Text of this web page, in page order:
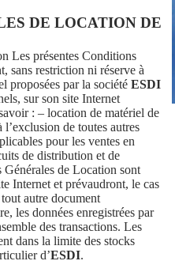
DE LOCATION DE
Les présentes Conditions
sans restriction ni réserve à
proposées par la société ESDI
sur son site Internet
: – location de matériel de
de toutes autres
pour les ventes en
de distribution et de
de Location sont
Internet et prévaudront, le cas
autre document
les données enregistrées par
des transactions. Les
dans la limite des stocks
d’ESDI.